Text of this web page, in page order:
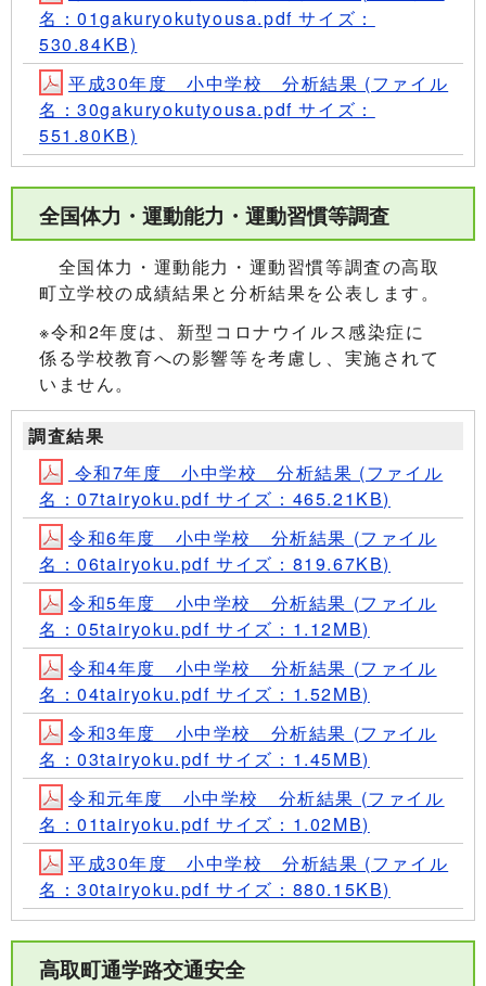
名：01gakuryokutyousa.pdf サイズ：
530.84KB)
平成30年度 小中学校 分析結果 (ファイル
名：30gakuryokutyousa.pdf サイズ：
551.80KB)
全国体力・運動能力・運動習慣等調査
全国体力・運動能力・運動習慣等調査の高取
町立学校の成績結果と分析結果を公表します。
※令和2年度は、新型コロナウイルス感染症に
係る学校教育への影響等を考慮し、実施されて
いません。
調査結果
令和7年度 小中学校 分析結果 (ファイル
名：07tairyoku.pdf サイズ：465.21KB)
令和6年度 小中学校 分析結果 (ファイル
名：06tairyoku.pdf サイズ：819.67KB)
令和5年度 小中学校 分析結果 (ファイル
名：05tairyoku.pdf サイズ：1.12MB)
令和4年度 小中学校 分析結果 (ファイル
名：04tairyoku.pdf サイズ：1.52MB)
令和3年度 小中学校 分析結果 (ファイル
名：03tairyoku.pdf サイズ：1.45MB)
令和元年度 小中学校 分析結果 (ファイル
名：01tairyoku.pdf サイズ：1.02MB)
平成30年度 小中学校 分析結果 (ファイル
名：30tairyoku.pdf サイズ：880.15KB)
高取町通学路交通安全